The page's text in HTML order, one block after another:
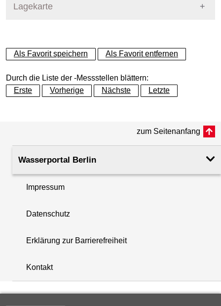
Lagekarte
+
−
+
−
Als Favorit speichern Als Favorit entfernen
Durch die Liste der -Messstellen blättern:
Erste
Vorherige Nächste Letzte
zum Seitenanfang
Wasserportal Berlin
Impressum
Datenschutz
Erklärung zur Barrierefreiheit
Kontakt